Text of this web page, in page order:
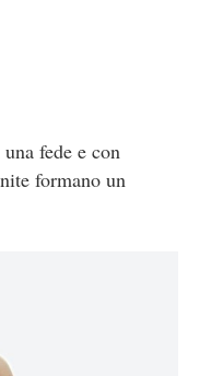
fede e con
formano un